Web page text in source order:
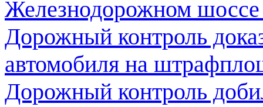
Железнодорожном
Дорожный контроль
автомобиля на
Дорожный контроль